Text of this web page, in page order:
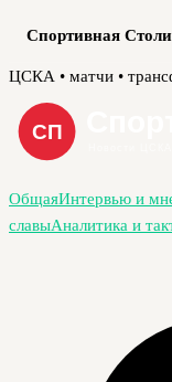
Спортивная
Перейти
содержимому
ЦСКА • матчи •
ОбщаяИнтервью и
славыАналитика и